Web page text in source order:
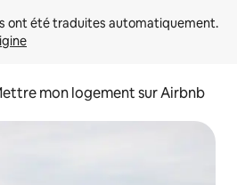
mon logement sur Airbnb